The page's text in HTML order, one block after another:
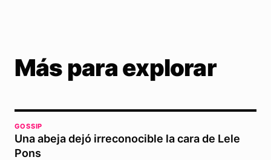
Más para explorar
GOSSIP
Una abeja dejó irreconocible la cara de Lele
Pons